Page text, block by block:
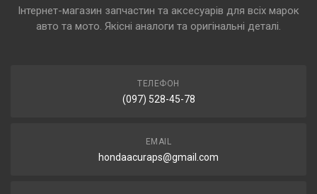
Інтернет-магазин запчастин та аксесуарів для всіх марок
авто та мото. Якісні аналоги та оригінальні деталі.
ТЕЛЕФОН
(097) 528-45-78
EMAIL
hondaacuraps@gmail.com